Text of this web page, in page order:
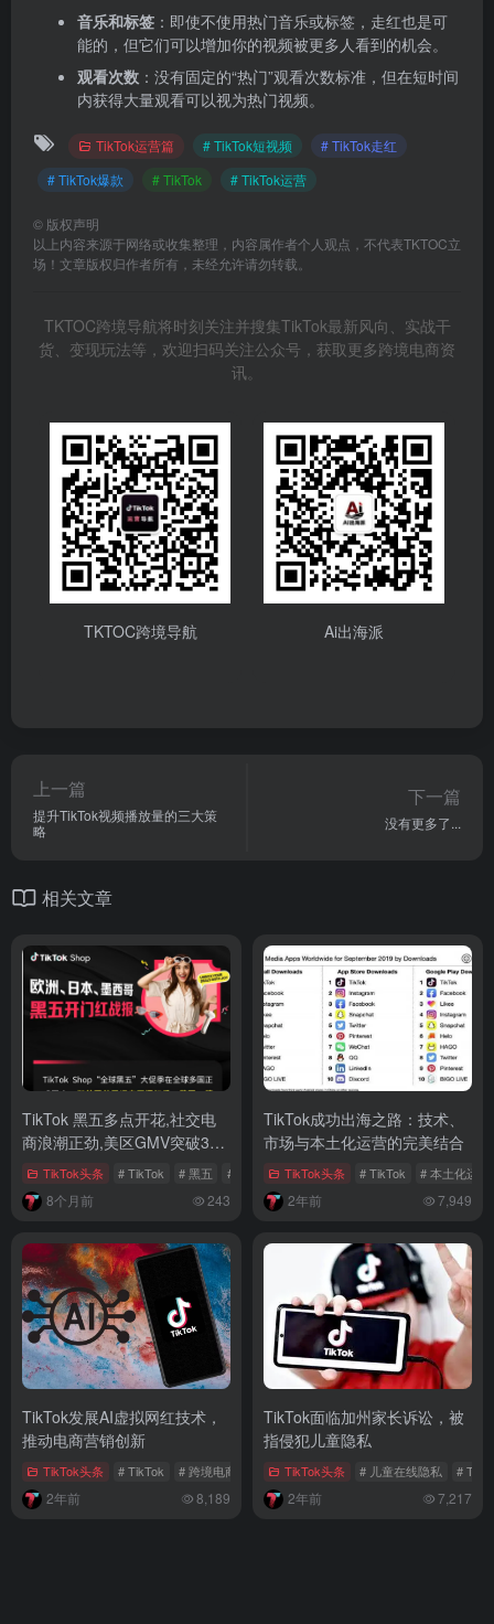
音乐和标签 ：即使不使用热门音乐或标签，走红也是可
能的，但它们可以增加你的视频被更多人看到的机会。
观看次数 ：没有固定的“热门”观看次数标准，但在短时间
内获得大量观看可以视为热门视频。
TikTok运营篇 # TikTok短视频
# TikTok走红
# TikTok爆款
# TikTok # TikTok运营
© 版权声明
以上内容来源于网络或收集整理，内容属作者个人观点，不代表TKTOC立
场！文章版权归作者所有，未经允许请勿转载。
TKTOC跨境导航将时刻关注并搜集TikTok最新风向、实战干
货、变现玩法等，欢迎扫码关注公众号，获取更多跨境电商资
讯。
TKTOC跨境导航 Ai出海派
上一篇
提升TikTok视频播放量的三大策
略
下一篇
没有更多了...
相关文章
TikTok 黑五多点开花,社交电
商浪潮正劲,美区GMV突破35
亿 TikTok头条 # TikTok # 黑五 # 美区
8个月前 243
TikTok成功出海之路：技术、
市场与本土化运营的完美结合
TikTok头条 # TikTok # 本土化运营
2年前 7,949
TikTok发展AI虚拟网红技术，
推动电商营销创新
TikTok头条 # TikTok # 跨境电商 # 直播电商
2年前 8,189
TikTok面临加州家长诉讼，被
指侵犯儿童隐私
TikTok头条 # 儿童在线隐私 #
2年前 7,217